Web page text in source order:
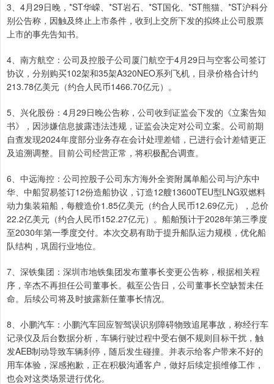
3、4月29日晚，*ST华嵘、*ST岩石、*ST国化、*ST熊猫、*ST沪科分
别公告称，因触及终止上市条件，收到上交所下发的拟终止公司股票
上市的事先告知书。
4、南方航空：公司及控股子公司厦门航空于4月29日与空客公司签订
协议，分别购买102架和35架A320NEO系列飞机，目录价格合计约
213.78亿美元（约合人民币1466.70亿元）。
5、兴化股份：4月29日晚公告称，公司收到证监会下发的《立案告知
书》，因涉嫌信息披露违法违规，证监会决定对公司立案。公司前期
自查发现2024年度部分业务存在会计处理差错，已进行会计差错更正
及追溯调整。目前公司经营正常，将积极配合调查。
6、中远海控：公司控股子公司东方海外全资附属单船公司与沪东中
华、中船贸易签订12份造船协议，订造12艘13600TEU型LNG双燃料
动力集装箱船，每艘造价1.85亿美元（约合人民币12.69亿元），总价
22.2亿美元（约合人民币152.27亿元）。船舶预计于2028年第三季度
至2030年第一季度交付。本次交易有助于提升船队运力规模，优化船
队结构，巩固行业地位。
7、深铁集团：深圳市地铁集团发布董事长变更公告称，根据相关程
序，辛杰不再担任公司董事长。截至公告日，公司董事长空缺暂未任
命。后续公司将及时披露新任董事长情况。
8、小鹏汽车：小鹏汽车回应智驾误识别障碍物致追尾事故，称经行车
记录仪及后台数据分析，车辆行驶过程中受右侧不规则目标干扰，触
发AEB制动导致车辆刹停，随后发生碰撞。并表示给客户带来不好的
用车体验，深感抱歉，正在积极沟通客户，做好后续定损维修工作，
也会对这类场景进行优化。